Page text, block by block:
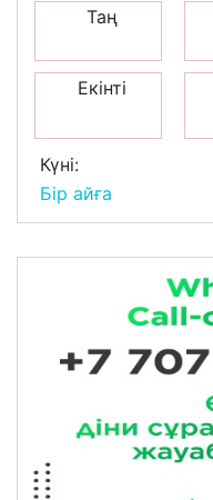
Таң
Екінті
Күні:
Бір айға